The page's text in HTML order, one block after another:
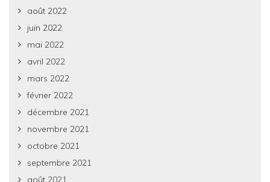
août 2022
juin 2022
mai 2022
avril 2022
mars 2022
février 2022
décembre 2021
novembre 2021
octobre 2021
septembre 2021
août 2021